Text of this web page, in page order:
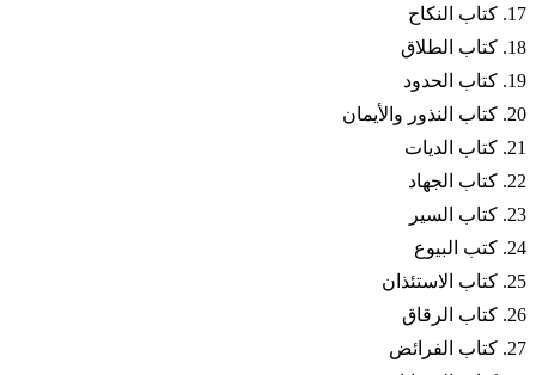
17. كتاب النكاح
18. كتاب الطلاق
19. كتاب الحدود
20. كتاب النذور والأيمان
21. كتاب الديات
22. كتاب الجهاد
23. كتاب السير
24. كتب البيوع
25. كتاب الاستئذان
26. كتاب الرقاق
27. كتاب الفرائض